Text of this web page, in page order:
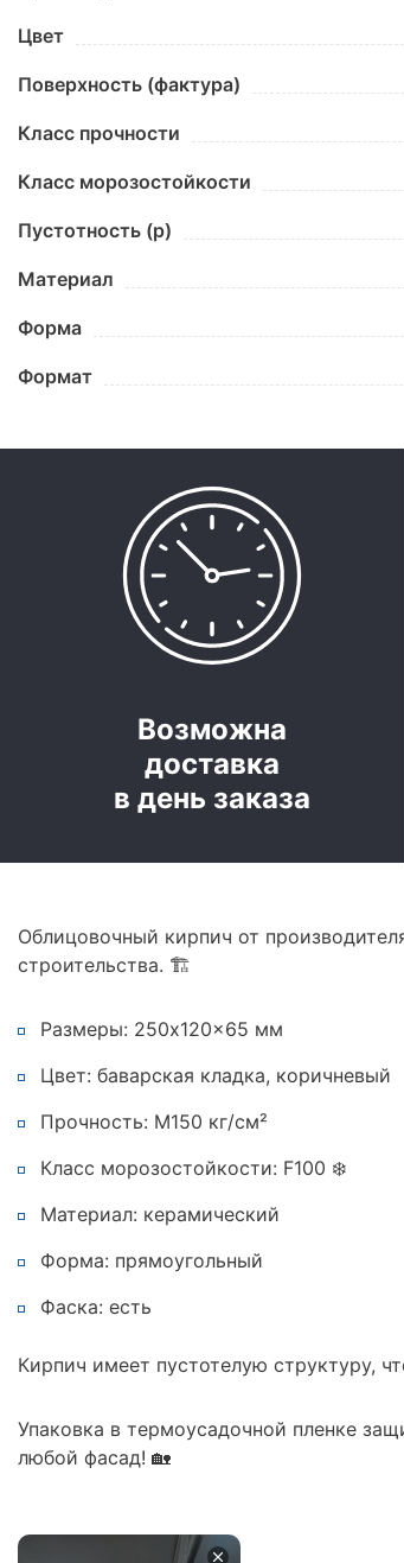
Цвет
Поверхность (фактура)
Класс прочности
Класс морозостойкости
Пустотность (p)
Материал
Форма
Формат
Возможна
доставка
в день заказа
Облицовочный кирпич от
строительства. 🏗️
Размеры: 250x120x65 мм
Цвет: баварская кладка, коричневый
Прочность: М150 кг/см²
Класс морозостойкости: F100 ❄️
Материал: керамический
Форма: прямоугольный
Фаска: есть
Кирпич имеет пустотелую структуру,
Упаковка в термоусадочной пленке
любой фасад! 🏡